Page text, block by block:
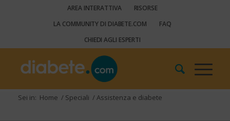
AREA INTERATTIVA
RISORSE
LA COMMUNITY DI DIABETE.COM
FAQ
CHIEDI AGLI ESPERTI
Sei in: Home / Speciali / Assistenza e diabete